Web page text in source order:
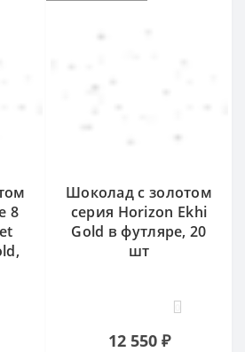
8
Шоколад с золотом
серия Horizon Ekhi
Gold в футляре, 20
шт
12 550 ₽